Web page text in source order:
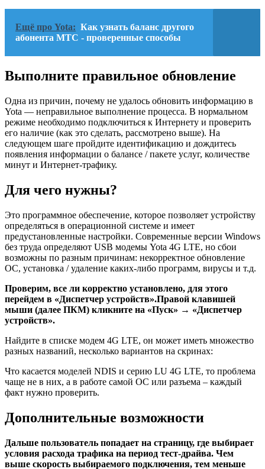
Ещё про Yota: Как узнать баланс другого
абонента МТС - проверенные способы
Выполните правильное обновление
Одна из причин, почему не удалось обновить информацию в
Yota — неправильное выполнение процесса. В нормальном
режиме необходимо подключиться к Интернету и проверить
его наличие (как это сделать, рассмотрено выше). На
следующем шаге пройдите идентификацию и дождитесь
появления информации о балансе / пакете услуг, количестве
минут и Интернет-трафику.
Для чего нужны?
Это программное обеспечение, которое позволяет устройству
определяться в операционной системе и имеет
предустановленные настройки. Современные версии Windows
без труда определяют USB модемы Yota 4G LTE, но сбои
возможны по разным причинам: некорректное обновление
ОС, установка / удаление каких-либо программ, вирусы и т.д.
Проверим, все ли корректно установлено, для этого
перейдем в «Диспетчер устройств».Правой клавишей
мыши (далее ПКМ) кликните на «Пуск» → «Диспетчер
устройств».
Найдите в списке модем 4G LTE, он может иметь множество
разных названий, несколько вариантов на скринах:
Что касается моделей NDIS и серию LU 4G LTE, то проблема
чаще не в них, а в работе самой ОС или разъема – каждый
факт нужно проверить.
Дополнительные возможности
Дальше пользователь попадает на страницу, где выбирает
условия расхода трафика на период тест-драйва. Чем
выше скорость выбираемого подключения, тем меньше